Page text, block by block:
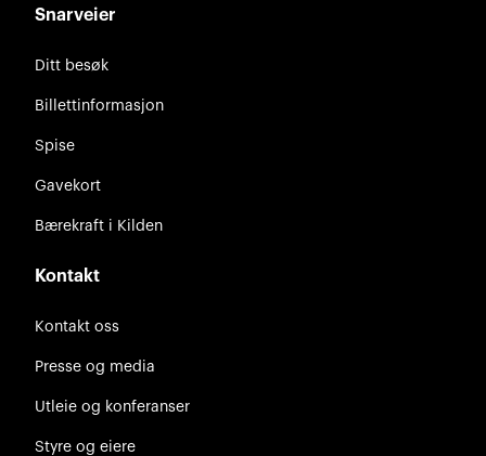
Snarveier
Ditt besøk
Billettinformasjon
Spise
Gavekort
Bærekraft i Kilden
Kontakt
Kontakt oss
Presse og media
Utleie og konferanser
Styre og eiere